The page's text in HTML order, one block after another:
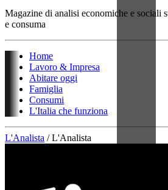
Magazine di analisi economiche e sociali
e consuma
Home
Lavoro & Impresa
Abitare oggi
Famiglia
Consumi
L'Italia che funziona
L'Analista / L'Analista